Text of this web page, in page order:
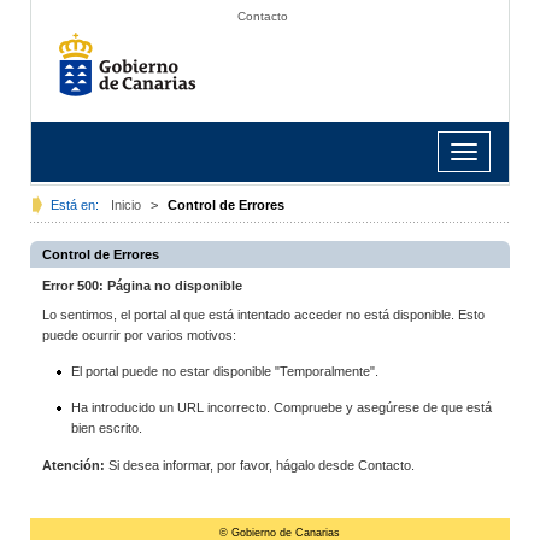
Contacto
Toggle
navigation
Está en: Inicio > Control de Errores
Control de Errores
Error 500: Página no disponible
Lo sentimos, el portal al que está intentado acceder no está disponible. Esto
puede ocurrir por varios motivos:
El portal puede no estar disponible "Temporalmente".
Ha introducido un URL incorrecto. Compruebe y asegúrese de que está
bien escrito.
Atención: Si desea informar, por favor, hágalo desde Contacto.
© Gobierno de Canarias